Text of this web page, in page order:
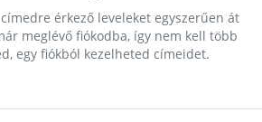
érkező leveleket egyszerűen át
meglévő fiókodba, így nem kell több
egy fiókból kezelheted címeidet.